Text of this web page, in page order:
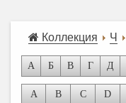
Коллекция Ч
А Б В Г Д
A B C D